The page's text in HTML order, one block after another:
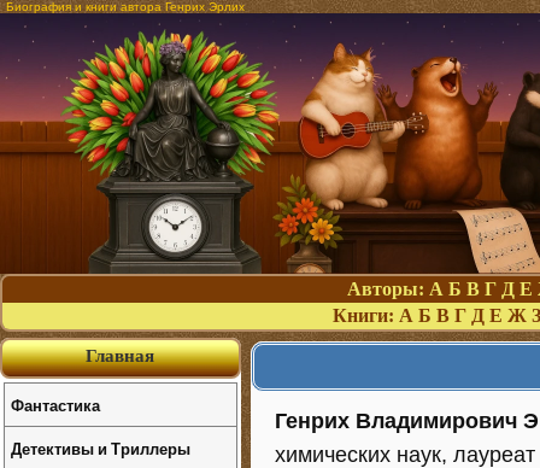
Биография и книги автора Генрих Эрлих
Авторы: А Б В Г Д Е
Книги: А Б В Г Д Е Ж З
Генрих Владимирович
химических наук,
Главная
Фантастика
Детективы и Триллеры